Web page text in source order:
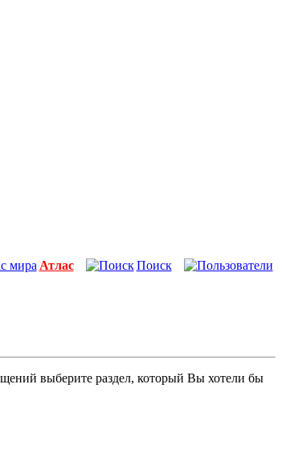
Атлас
Поиск
выберите раздел, который Вы хотели бы